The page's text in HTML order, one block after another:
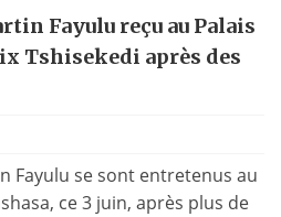
Fayulu reçu au Palais
Tshisekedi après des
Fayulu se sont entretenus au
ce 3 juin, après plus de